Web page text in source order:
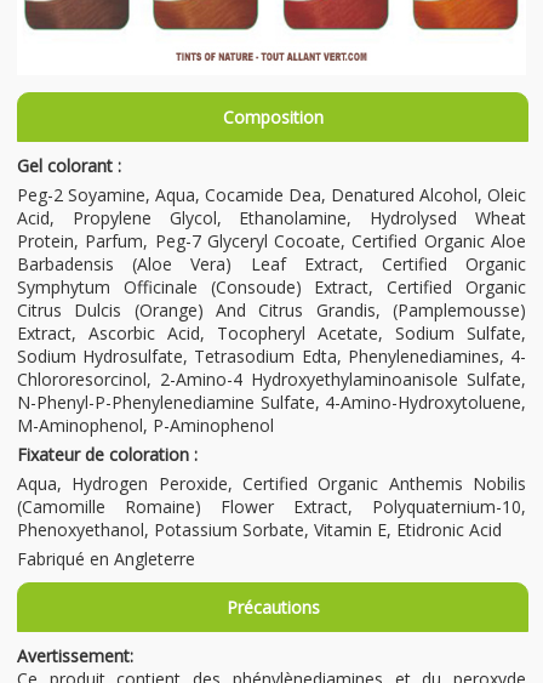
Composition
Gel colorant :
Peg-2 Soyamine, Aqua, Cocamide Dea, Denatured Alcohol, Oleic
Acid, Propylene Glycol, Ethanolamine, Hydrolysed Wheat
Protein, Parfum, Peg-7 Glyceryl Cocoate, Certified Organic Aloe
Barbadensis (Aloe Vera) Leaf Extract, Certified Organic
Symphytum Officinale (Consoude) Extract, Certified Organic
Citrus Dulcis (Orange) And Citrus Grandis, (Pamplemousse)
Extract, Ascorbic Acid, Tocopheryl Acetate, Sodium Sulfate,
Sodium Hydrosulfate, Tetrasodium Edta, Phenylenediamines, 4-
Chlororesorcinol, 2-Amino-4 Hydroxyethylaminoanisole Sulfate,
N-Phenyl-P-Phenylenediamine Sulfate, 4-Amino-Hydroxytoluene,
M-Aminophenol, P-Aminophenol
Fixateur de coloration :
Aqua, Hydrogen Peroxide, Certified Organic Anthemis Nobilis
(Camomille Romaine) Flower Extract, Polyquaternium-10,
Phenoxyethanol, Potassium Sorbate, Vitamin E, Etidronic Acid
Fabriqué en Angleterre
Précautions
Avertissement: